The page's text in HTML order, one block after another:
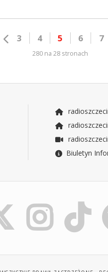
3 4 5 6 7
280 na 28 stronach
Biuletyn